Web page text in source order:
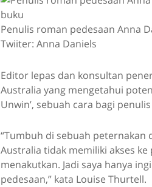
Penulis roman pedesaan Anna
Twiiter: Anna Daniels
Editor lepas dan konsultan
Australia yang mengetahui
Unwin’, sebuah cara bagi
“Tumbuh di sebuah peternakan
Australia tidak memiliki akses
menakutkan. Jadi saya hanya
pedesaan,” kata Louise Thurtell.